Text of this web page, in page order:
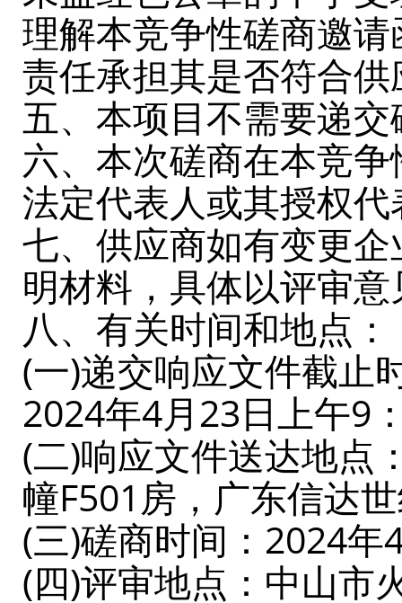
理解本竞争性磋商邀
责任承担其是否符合
五、本项目不需要递
六、本次磋商在本竞
法定代表人或其授权
七、供应商如有变更
明材料，具体以评审
八、有关时间和地点：
(一)递交响应文件截止
2024年4月23日上午9
(二)响应文件送达地点
幢F501房，广东信达
(三)磋商时间：2024
(四)评审地点：中山市